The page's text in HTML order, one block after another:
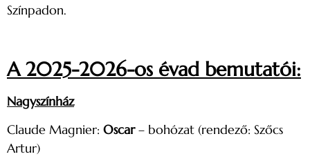
Színpadon.
A 2025-2026-os évad bemutatói:
Nagyszínház
Claude Magnier: Oscar– bohózat (rendező: Szőcs
Artur)